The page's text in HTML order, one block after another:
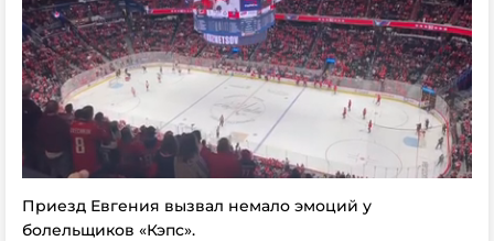
Приезд Евгения вызвал немало эмоций у
болельщиков «Кэпс».